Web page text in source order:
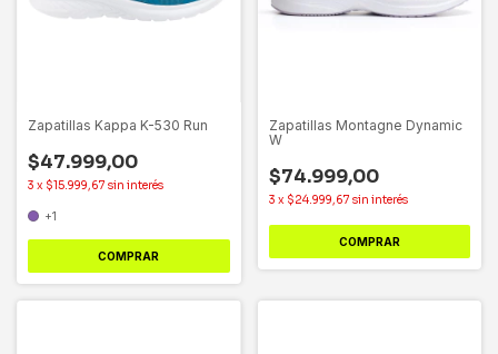
Zapatillas Kappa K-530 Run
$47.999,00
3 x $15.999,67 sin interés
+1
COMPRAR
Zapatillas Montagne Dynamic
W
$74.999,00
3 x $24.999,67 sin interés
COMPRAR